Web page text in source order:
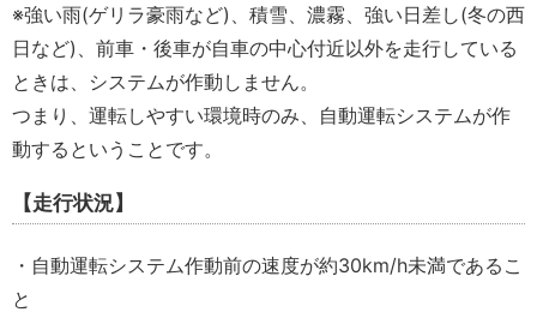
※強い雨(ゲリラ豪雨など)、積雪、濃霧、強い日差し(冬の西
日など)、前車・後車が自車の中心付近以外を走行している
ときは、システムが作動しません。
つまり、運転しやすい環境時のみ、自動運転システムが作
動するということです。
【走行状況】
・自動運転システム作動前の速度が約30km/h未満であるこ
と